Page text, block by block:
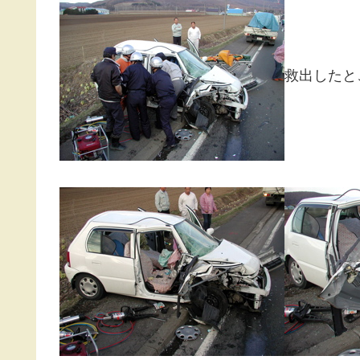
救出したと